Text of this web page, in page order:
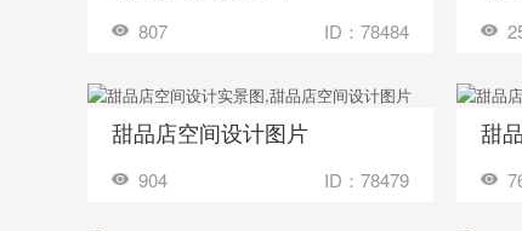
807 ID：78484
收藏 装修成这样要花多少钱？
甜品店空间设计图片
904 ID：78479
收
甜